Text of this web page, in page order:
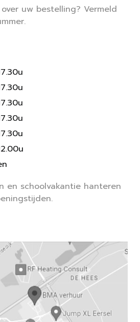
uw bestelling? Vermeld
en schoolvakantie hanteren